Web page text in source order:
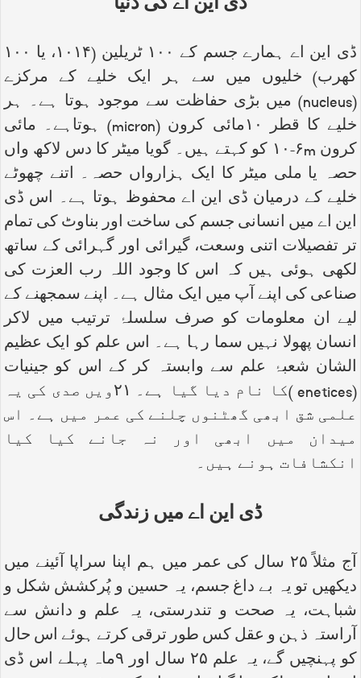
ڈی این اے کی دنیا
ڈی این اے ہمارے جسم کے ۱۰۰ ٹریلین (۱۰۱۴، یا ۱۰۰
کھرب) خلیوں میں سے ہر ایک خلیے کے مرکزے
(
nucleus) میں بڑی حفاظت سے موجود ہوتا ہے۔ ہر
خلیے کا قطر ۱۰مائی کرون (
micron) ہوتاہے۔ مائی
کرون m
۶-۱۰ کو کہتے ہیں۔ گویا میٹر کا دس لاکھ واں
حصہ یا ملی میٹر کا ایک ہزارواں حصہ۔ اتنے چھوٹے
خلیے کے درمیان ڈی این اے محفوظ ہوتا ہے۔ اس ڈی
این اے میں انسانی جسم کی ساخت اور بناوٹ کی تمام
تر تفصیلات اتنی وسعت، گیرائی اور گہرائی کے ساتھ
لکھی ہوئی ہیں کہ اس کا وجود اللہ رب العزت کی
صناعی کی اپنے آپ میں ایک مثال ہے۔ اپنے سمجھنے کے
لیے ان معلومات کو صرف سلسلۂ ترتیب میں لاکر
انسان پھولا نہیں سما رہا ہے۔ اس علم کو ایک عظیم
الشان شعبۂ علم سے وابستہ کر کے اس کو جینیات
(
enetices
)کا نام دیا گیا ہے۔ ۲۱ویں صدی کی یہ
علمی شق ابھی گھٹنوں چلنے کی عمر میں ہے۔ اس
میدان میں ابھی اور نہ جانے کیا کیا
انکشافات ہونے ہیں۔
ڈی این اے میں زندگی
آج مثلاً ۲۵ سال کی عمر میں ہم اپنا سراپا آئینے میں
دیکھیں تو یہ بے داغ جسم، یہ حسین و پُرکشش شکل و
شباہت، یہ صحت و تندرستی، یہ علم و دانش سے
آراستہ ذہن و عقل کس طور ترقی کرتے ہوئے اس حال
کو پہنچیں گے، یہ علم ۲۵ سال اور ۹ماہ پہلے اس ڈی